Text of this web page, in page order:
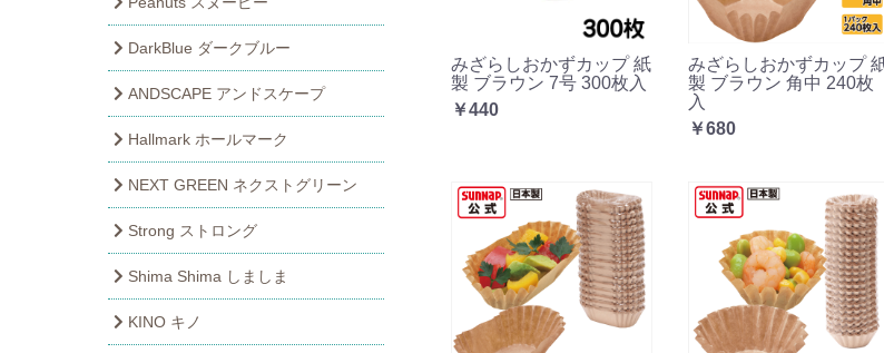
DarkBlue ダークブルー
ANDSCAPE アンドスケープ
Hallmark ホールマーク
NEXT GREEN ネクストグリーン
Strong ストロング
Shima Shima しましま
KINO キノ
みざらしおかずカップ 紙
製 ブラウン 7号 300枚入
￥440
みざらしおかずカップ
製 ブラウン 角中 240枚
入
￥680